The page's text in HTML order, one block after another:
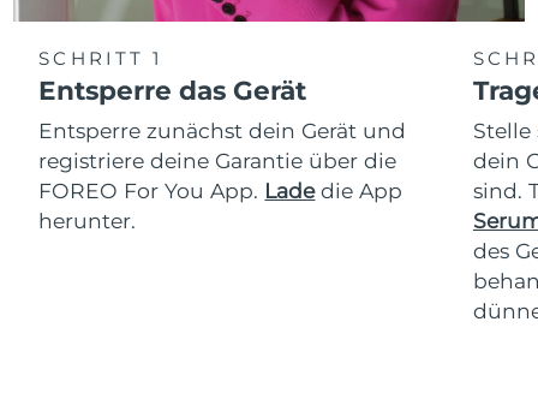
SCHRITT 1
Entsperre das Gerät
Entsperre zunächst dein Gerät und
registriere deine Garantie über die
FOREO For You App. Ladedie App
herunter.
Stelle
dein
sind.
des